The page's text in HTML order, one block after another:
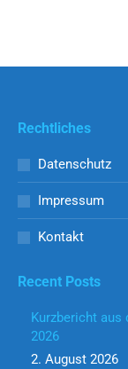
Rechtliches
Datenschutz
Impressum
Kontakt
Recent Posts
Kurzbericht aus
2026
2. August 2026